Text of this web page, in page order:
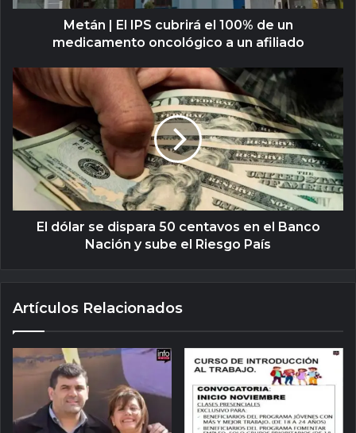
Metán | El IPS cubrirá el 100% de un
medicamento oncológico a un afiliado
El dólar se dispara 50 centavos en el Banco
Nación y sube el Riesgo País
Artículos Relacionados